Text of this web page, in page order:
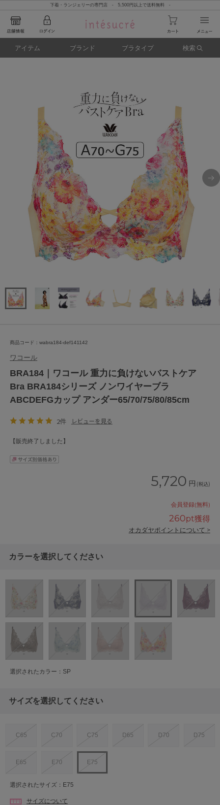
下着・ランジェリーの専門店 - 5,500円以上で送料無料 -
アイテム ブランド ブラタイプ 検索
商品コード：wabra184-def141142
ワコール
BRA184｜ワコール 重力に負けないバストケア
Bra BRA184シリーズ ノンワイヤーブラ
ABCDEFGカップ アンダー65/70/75/80/85cm
2件 レビューを見る
【販売終了しました】
5,720 円 (税込)
会員登録(無料)
260pt獲得
オカダヤポイントについて >
カラーを選択してください
選択されたカラー：SP
サイズを選択してください
C65 C70 C75 D65 D70 D75
E65 E70 E75
選択されたサイズ：E75
サイズについて